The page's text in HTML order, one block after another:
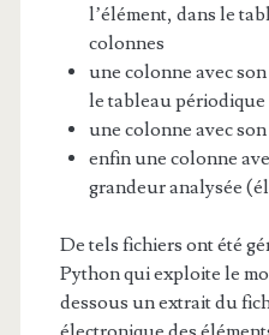
l’élément, dans le
colonnes
une colonne avec
le tableau périodique
une colonne avec
enfin une colonne
grandeur analysée
De tels fichiers ont été
Python qui exploite le
dessous un extrait du